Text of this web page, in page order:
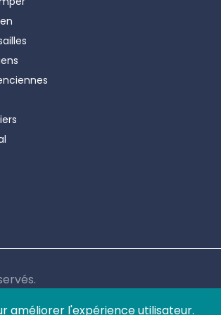
améliorer l'expérience utilisateur.